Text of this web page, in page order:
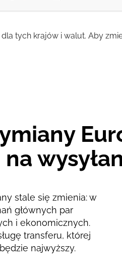
dla tych krajów i walut. Aby
stale się zmienia: w
głównych par
i ekonomicznych.
transferu, której
będzie najwyższy.